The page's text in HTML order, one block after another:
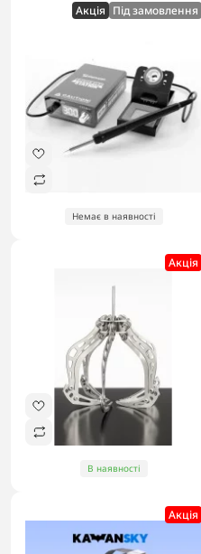
Акцiя Під замовлення
Немає в наявності
Акцiя
В наявності
Акцiя